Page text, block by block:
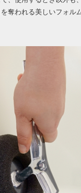
奪われる美しいフォル